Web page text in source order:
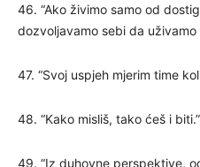
46. “Ako živimo samo od
dozvoljavamo sebi da
47. “Svoj uspjeh mjerim time
48. “Kako misliš, tako ćeš i biti.”
49. “Iz duhovne perspektive,